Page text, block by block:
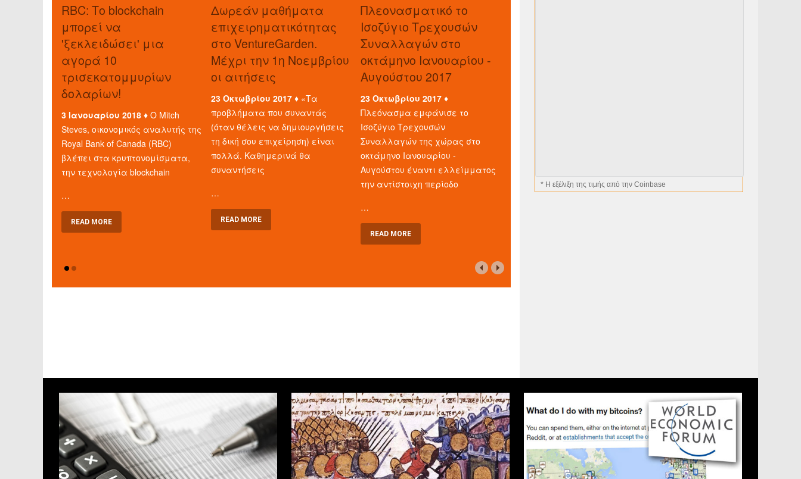
RBC: Το blockchain
μπορεί να
'ξεκλειδώσει' μια
αγορά 10
τρισεκατομμυρίων
δολαρίων!
3 Ιανουαρίου 2018 ♦Ο Mitch
Steves, οικονομικός αναλυτής της
Royal Bank of Canada (RBC)
βλέπει στα κρυπτονομίσματα,
την τεχνολογία blockchain
…
READ MORE
Δωρεάν μαθήματα
επιχειρηματικότητας
στο VentureGarden.
Μέχρι την 1η Νοεμβρίου
οι αιτήσεις
23 Οκτωβρίου 2017 ♦ «Τα
προβλήματα που συναντάς
(όταν θέλεις να δημιουργήσεις
τη δική σου επιχείρηση) είναι
πολλά. Καθημερινά θα
συναντήσεις
…
READ MORE
Πλεονασματικό το
Ισοζύγιο Τρεχουσών
Συναλλαγών στο
οκτάμηνο Ιανουαρίου -
Αυγούστου 2017
23 Οκτωβρίου 2017 ♦
Πλεόνασμα εμφάνισε το
Ισοζύγιο Τρεχουσών
Συναλλαγών της χώρας στο
οκτάμηνο Ιανουαρίου -
Αυγούστου έναντι ελλείμματος
την αντίστοιχη περίοδο
…
READ MORE
* H εξέλιξη της τιμής από την Coinbase